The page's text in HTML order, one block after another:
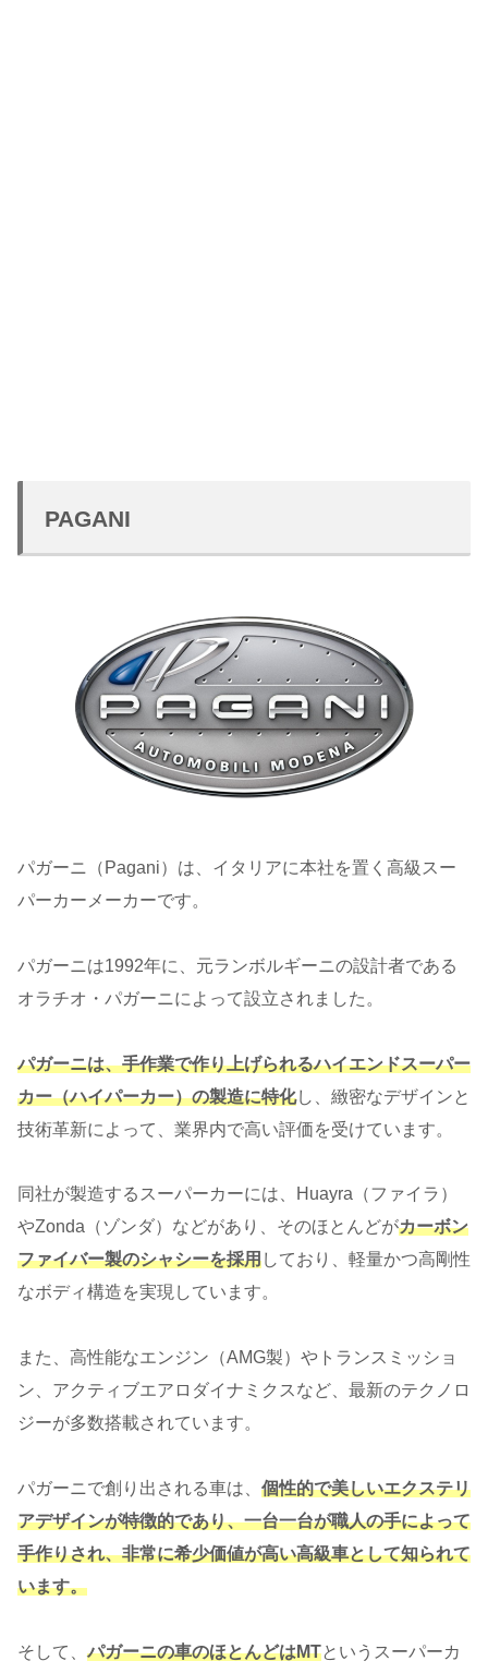
PAGANI
パガーニ（Pagani）は、イタリアに本社を置く高級スー
パーカーメーカーです。
パガーニは1992年に、元ランボルギーニの設計者である
オラチオ・パガーニによって設立されました。
パガーニは、手作業で作り上げられるハイエンドスーパー
カー（ハイパーカー）の製造に特化し、緻密なデザインと
技術革新によって、業界内で高い評価を受けています。
同社が製造するスーパーカーには、Huayra（ファイラ）
やZonda（ゾンダ）などがあり、そのほとんどがカーボン
ファイバー製のシャシーを採用しており、軽量かつ高剛性
なボディ構造を実現しています。
また、高性能なエンジン（AMG製）やトランスミッショ
ン、アクティブエアロダイナミクスなど、最新のテクノロ
ジーが多数搭載されています。
パガーニで創り出される車は、 個性的で美しいエクステリ
アデザインが特徴的であり、一台一台が職人の手によって
手作りされ、非常に希少価値が高い高級車として知られて
います。
そして、 パガーニの車のほとんどはMTというスーパーカ